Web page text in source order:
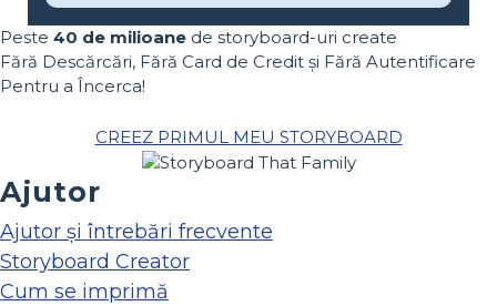
Peste 40 de milioane de storyboard-uri create
Fără Descărcări, Fără Card de Credit și Fără Autentificare
Pentru a Încerca!
CREEZ PRIMUL MEU STORYBOARD
Ajutor
Ajutor și întrebări frecvente
Storyboard Creator
Cum se imprimă